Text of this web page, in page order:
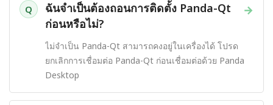
Q →
ฉันจำเป็นต้องถอนการติดตั้ง Panda-Qt
ก่อนหรือไม่?
ไม่จำเป็น Panda-Qt สามารถคงอยู่ในเครื่องได้ โปรด
ยกเลิกการเชื่อมต่อ Panda-Qt ก่อนเชื่อมต่อด้วย Panda
Desktop